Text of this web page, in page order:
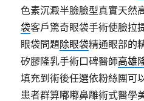
色素沉澱半臉臉型真實天然
袋客戶驚奇眼袋手術使臉拉
眼袋問題除眼袋精通眼部的
矽膠隆乳手術口碑醫師高雄
填充到術後任選依粉絲團可
患者群算嘟嘟鼻雕術式醫學